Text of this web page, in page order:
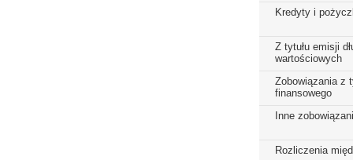
Kredyty i
Z tytułu emisji
wartościowych
Zobowiązania z
finansowego
Inne
Rozliczenia